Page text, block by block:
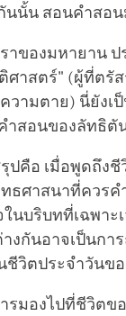
นนั้น สอนคำสอ
าของมหายาน ป
ศาสตร์" (ผู้ที่ตรั
วามตาย) นี่ยังเ
ำสอนของลัทธิตั
ปคือ เมื่อพูดถึง
ธศาสนาที่ควรค
ในบริบทที่เฉพา
งกันอาจเป็นกา
ชีวิตประจำวันข
รมองไปที่ชีวิตข